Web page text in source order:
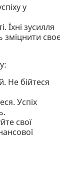
у
Їхні зусилля
зміцнити своє
Не бійтеся
Успіх
свої